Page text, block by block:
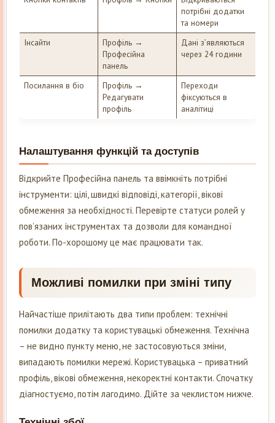
потрібні додатки
та номери
Інсайти
Профіль →
Професійна
панель
Дані з’являються
через 24 години
Посилання в біо
Профіль →
Редагувати
профіль
Переходи
фіксуються в
аналітиці
Налаштування функцій та доступів
Відкрийте Професійна панель та ввімкніть потрібні
інструменти: цілі, швидкі відповіді, категорії, вікові
обмеження за необхідності. Перевірте статуси ролей у
пов’язаних інструментах та дозволи для командної
роботи. По-хорошому це має працювати так.
Можливі помилки при зміні типу
Найчастіше прилітають два типи проблем: технічні
помилки додатку та користувацькі обмеження. Технічна
– не видно пункту меню, не застосовуються зміни,
випадають помилки мережі. Користувацька – приватний
профіль, вікові обмеження, некоректні контакти. Спочатку
діагностуємо, потім лагодимо. Дійте за чеклистом нижче.